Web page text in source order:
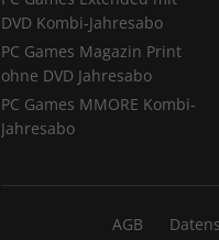
DVD Kombi-Jahresabo
PC Games Magazin Print
ohne DVD Jahresabo
PC Games MMORE Kombi-
Jahresabo
AGB